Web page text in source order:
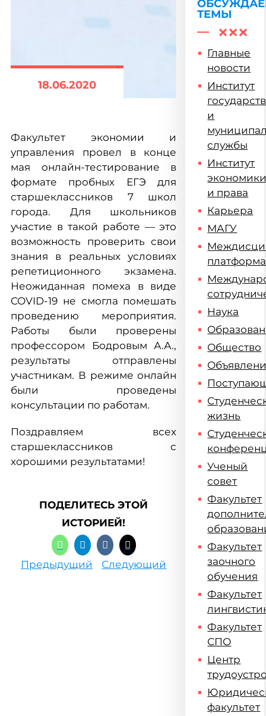
18.06.2020
Факультет экономии и
управления провел в конце
мая онлайн-тестирование в
формате пробных ЕГЭ для
старшеклассников 7 школ
города. Для школьников
участие в такой работе — это
возможность проверить свои
знания в реальных условиях
репетиционного экзамена.
Неожиданная помеха в виде
COVID-19 не смогла помешать
проведению мероприятия.
Работы были проверены
профессором Бодровым А.А.,
результаты отправлены
участникам. В режиме онлайн
были проведены
консультации по работам.
Поздравляем всех
старшеклассников с
хорошими результатами!
ПОДЕЛИТЕСЬ ЭТОЙ
ИСТОРИЕЙ!
Предыдущий Следующий
ТЕМЫ
Главные
новости
Институт
и
службы
Институт
и права
Карьера
МАГУ
платформа
Наука
Общество
жизнь
Ученый
совет
Факультет
Факультет
заочного
обучения
Факультет
Факультет
СПО
Центр
факультет